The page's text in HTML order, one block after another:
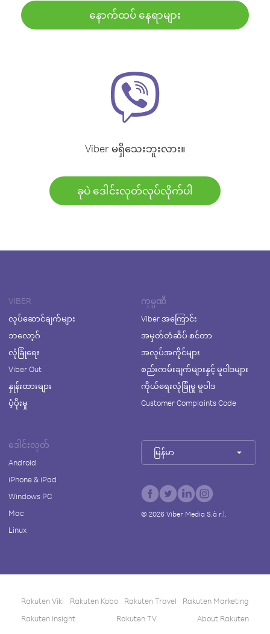
နောက်ထပ် နေရာများ
Viber မရှိသေးဘူးလား။
ခုပဲ ဒေါင်းလုတ်လုပ်လိုက်ပါ
VIBER
လုပ်ဆောင်ချက်များ
ဘလော့ဂ်
လုံခြုံရေး
Viber Out
နှုန်းထားများ
ပံ့ပိုးမှု
ကုမ္ပဏီ
Viber အကြောင်း
အမှတ်တံဆိပ် စင်တာ
အလုပ်အကိုင်များ
စည်းကမ်းချက်များနှင့် မူဝါဒများ
ကိုယ်ရေးလုံခြုံမှု မူဝါဒ
Customer Complaints Code
ဒေါင်းလုတ်
Android
iPhone & iPad
Windows PC
Mac
Linux
မြန်မာ
© 2026Viber Media S.à r.l.
Rakuten Viki Rakuten Kobo Rakuten Travel
Rakuten Marketing
Rakuten Insight
Rakuten TV About Rakuten